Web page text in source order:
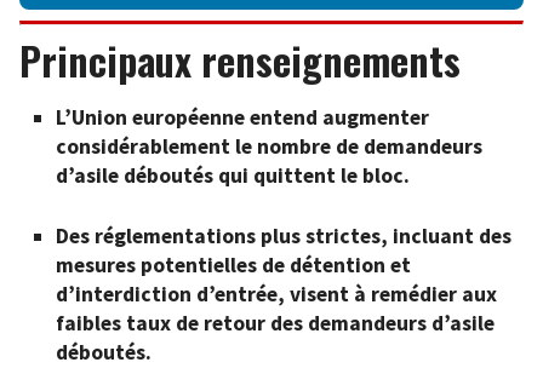
Principaux renseignements
L’Union européenne entend augmenter
considérablement le nombre de demandeurs
d’asile déboutés qui quittent le bloc.
Des réglementations plus strictes, incluant des
mesures potentielles de détention et
d’interdiction d’entrée, visent à remédier aux
faibles taux de retour des demandeurs d’asile
déboutés.